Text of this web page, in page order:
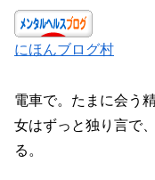
にほんブログ村
電車で。たまに会う
女はずっと独り言で
る。